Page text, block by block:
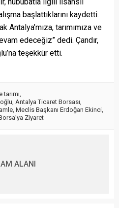
hububatla ilgili lisanslı
başlattıklarını kaydetti.
Antalya’mıza, tarımımıza ve
edeceğiz” dedi. Çandır,
teşekkür etti.
,
, Antalya Ticaret Borsası,
, Meclis Başkanı Erdoğan Ekinci,
Ziyaret
ALANI